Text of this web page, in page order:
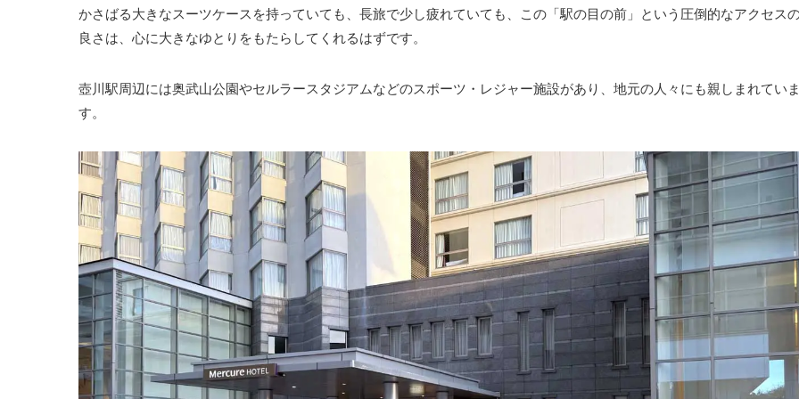
かさばる大きなスーツケースを持っていても、長旅で少し疲れていても、この「駅の目の前」という圧倒的なアクセス
良さは、心に大きなゆとりをもたらしてくれるはずです。
壺川駅周辺には奥武山公園やセルラースタジアムなどのスポーツ・レジャー施設があり、地元の人々にも親しまれてい
す。